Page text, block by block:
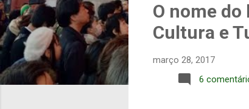
O nome
Cultura e
março 28, 2017
6